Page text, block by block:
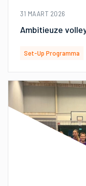
31 MAART 2026
Ambitieuze
Set-Up Programma